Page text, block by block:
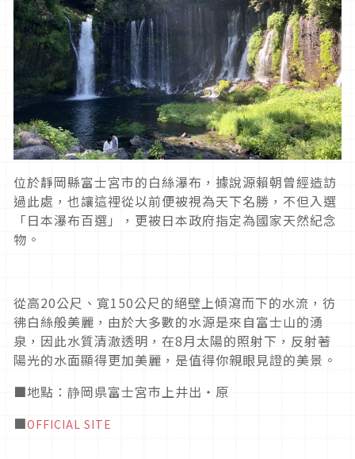
位於靜岡縣富士宮市的白絲瀑布，據說源賴朝曾經造訪
過此處，也讓這裡從以前便被視為天下名勝，不但入選
「日本瀑布百選」，更被日本政府指定為國家天然紀念
物。
從高20公尺、寬150公尺的絕壁上傾瀉而下的水流，彷
彿白絲般美麗，由於大多數的水源是來自富士山的湧
泉，因此水質清澈透明，在8月太陽的照射下，反射著
陽光的水面顯得更加美麗，是值得你親眼見證的美景。
■地點：静岡県富士宮市上井出・原
■OFFICIAL SITE